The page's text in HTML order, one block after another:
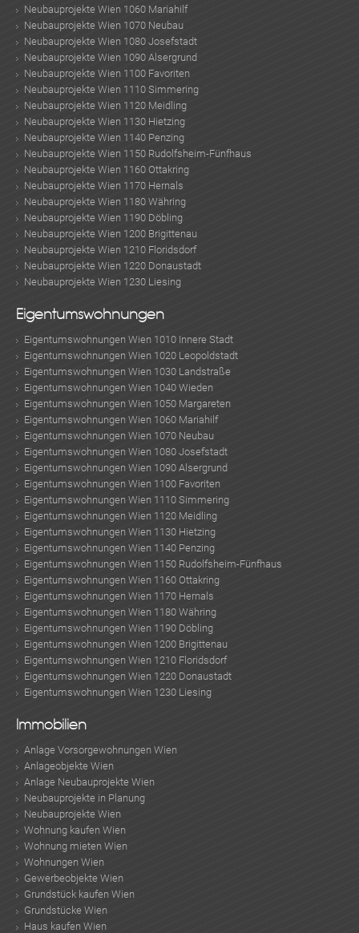
Neubauprojekte Wien 1060 Mariahilf
Neubauprojekte Wien 1070 Neubau
Neubauprojekte Wien 1080 Josefstadt
Neubauprojekte Wien 1090 Alsergrund
Neubauprojekte Wien 1100 Favoriten
Neubauprojekte Wien 1110 Simmering
Neubauprojekte Wien 1120 Meidling
Neubauprojekte Wien 1130 Hietzing
Neubauprojekte Wien 1140 Penzing
Neubauprojekte Wien 1150 Rudolfsheim-Fünfhaus
Neubauprojekte Wien 1160 Ottakring
Neubauprojekte Wien 1170 Hernals
Neubauprojekte Wien 1180 Währing
Neubauprojekte Wien 1190 Döbling
Neubauprojekte Wien 1200 Brigittenau
Neubauprojekte Wien 1210 Floridsdorf
Neubauprojekte Wien 1220 Donaustadt
Neubauprojekte Wien 1230 Liesing
Eigentumswohnungen
Eigentumswohnungen Wien 1010 Innere Stadt
Eigentumswohnungen Wien 1020 Leopoldstadt
Eigentumswohnungen Wien 1030 Landstraße
Eigentumswohnungen Wien 1040 Wieden
Eigentumswohnungen Wien 1050 Margareten
Eigentumswohnungen Wien 1060 Mariahilf
Eigentumswohnungen Wien 1070 Neubau
Eigentumswohnungen Wien 1080 Josefstadt
Eigentumswohnungen Wien 1090 Alsergrund
Eigentumswohnungen Wien 1100 Favoriten
Eigentumswohnungen Wien 1110 Simmering
Eigentumswohnungen Wien 1120 Meidling
Eigentumswohnungen Wien 1130 Hietzing
Eigentumswohnungen Wien 1140 Penzing
Eigentumswohnungen Wien 1150 Rudolfsheim-Fünfhaus
Eigentumswohnungen Wien 1160 Ottakring
Eigentumswohnungen Wien 1170 Hernals
Eigentumswohnungen Wien 1180 Währing
Eigentumswohnungen Wien 1190 Döbling
Eigentumswohnungen Wien 1200 Brigittenau
Eigentumswohnungen Wien 1210 Floridsdorf
Eigentumswohnungen Wien 1220 Donaustadt
Eigentumswohnungen Wien 1230 Liesing
Immobilien
Anlage Vorsorgewohnungen Wien
Anlageobjekte Wien
Anlage Neubauprojekte Wien
Neubauprojekte in Planung
Neubauprojekte Wien
Wohnung kaufen Wien
Wohnung mieten Wien
Wohnungen Wien
Gewerbeobjekte Wien
Grundstück kaufen Wien
Grundstücke Wien
Haus kaufen Wien